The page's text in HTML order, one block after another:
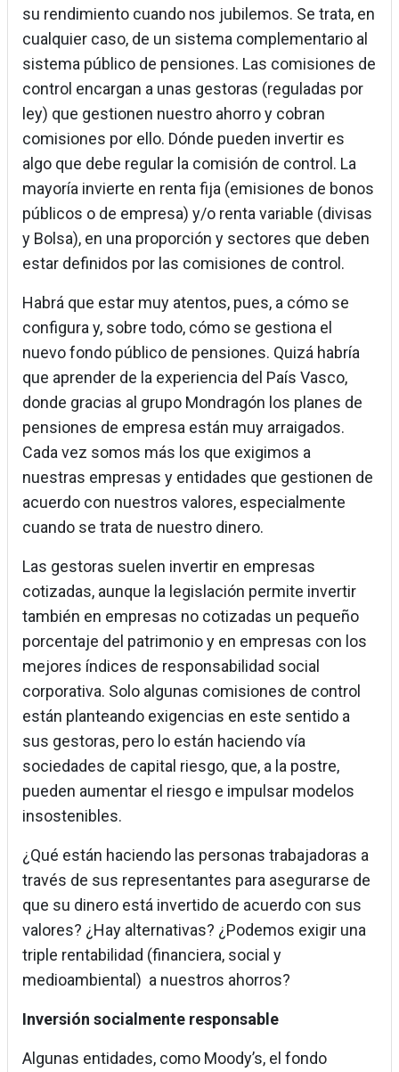
su rendimiento cuando nos jubilemos. Se trata, en
cualquier caso, de un sistema complementario al
sistema público de pensiones. Las comisiones de
control encargan a unas gestoras (reguladas por
ley) que gestionen nuestro ahorro y cobran
comisiones por ello. Dónde pueden invertir es
algo que debe regular la comisión de control. La
mayoría invierte en renta fija (emisiones de bonos
públicos o de empresa) y/o renta variable (divisas
y Bolsa), en una proporción y sectores que deben
estar definidos por las comisiones de control.
Habrá que estar muy atentos, pues, a cómo se
configura y, sobre todo, cómo se gestiona el
nuevo fondo público de pensiones. Quizá habría
que aprender de la experiencia del País Vasco,
donde gracias al grupo Mondragón los planes de
pensiones de empresa están muy arraigados.
Cada vez somos más los que exigimos a
nuestras empresas y entidades que gestionen de
acuerdo con nuestros valores, especialmente
cuando se trata de nuestro dinero.
Las gestoras suelen invertir en empresas
cotizadas, aunque la legislación permite invertir
también en empresas no cotizadas un pequeño
porcentaje del patrimonio y en empresas con los
mejores índices de responsabilidad social
corporativa. Solo algunas comisiones de control
están planteando exigencias en este sentido a
sus gestoras, pero lo están haciendo vía
sociedades de capital riesgo, que, a la postre,
pueden aumentar el riesgo e impulsar modelos
insostenibles.
¿Qué están haciendo las personas trabajadoras a
través de sus representantes para asegurarse de
que su dinero está invertido de acuerdo con sus
valores? ¿Hay alternativas? ¿Podemos exigir una
triple rentabilidad (financiera, social y
medioambiental) a nuestros ahorros?
Inversión socialmente responsable
Algunas entidades, como Moody’s, el fondo